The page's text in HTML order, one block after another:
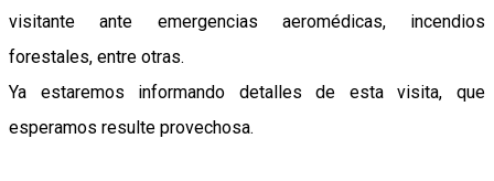
visitante ante emergencias aeromédicas, incendios
forestales, entre otras.
Ya estaremos informando detalles de esta visita, que
esperamos resulte provechosa.